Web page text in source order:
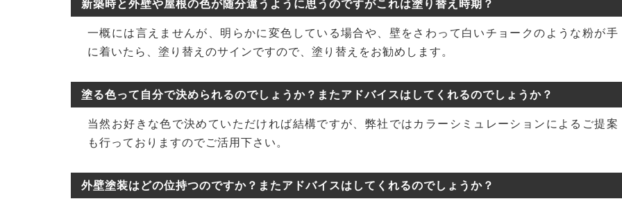
新築時と外壁や屋根の色が随分違うように思うのですがこれは塗り替え時期？
一概には言えませんが、明らかに変色している場合や、壁をさわって白いチョークのような粉が手
に着いたら、塗り替えのサインですので、塗り替えをお勧めします。
塗る色って自分で決められるのでしょうか？またアドバイスはしてくれるのでしょうか？
当然お好きな色で決めていただければ結構ですが、弊社ではカラーシミュレーションによるご提案
も行っておりますのでご活用下さい。
外壁塗装はどの位持つのですか？またアドバイスはしてくれるのでしょうか？